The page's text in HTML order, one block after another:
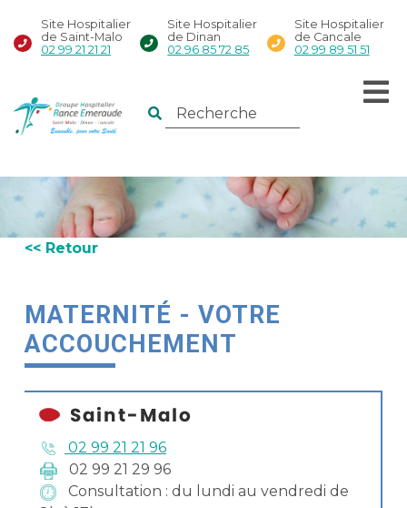
Site Hospitalier
de Saint-Malo
02 99 21 21 21
Site Hospitalier
de Dinan
02 96 85 72 85
Site Hospitalier
de Cancale
02 99 89 51 51
<< Retour
MATERNITÉ - VOTRE
ACCOUCHEMENT
02 99 21 21 96
02 99 21 29 96
Consultation : du lundi au vendredi de